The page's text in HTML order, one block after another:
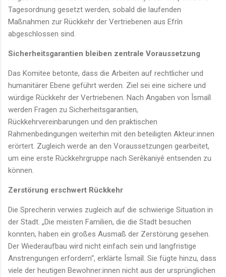
Tagesordnung gesetzt werden, sobald die laufenden
Maßnahmen zur Rückkehr der Vertriebenen aus Efrîn
abgeschlossen sind.
Sicherheitsgarantien bleiben zentrale Voraussetzung
Das Komitee betonte, dass die Arbeiten auf rechtlicher und
humanitärer Ebene geführt werden. Ziel sei eine sichere und
würdige Rückkehr der Vertriebenen. Nach Angaben von Îsmaîl
werden Fragen zu Sicherheitsgarantien,
Rückkehrvereinbarungen und den praktischen
Rahmenbedingungen weiterhin mit den beteiligten Akteur:innen
erörtert. Zugleich werde an den Voraussetzungen gearbeitet,
um eine erste Rückkehrgruppe nach Serêkaniyê entsenden zu
können.
Zerstörung erschwert Rückkehr
Die Sprecherin verwies zugleich auf die schwierige Situation in
der Stadt. „Die meisten Familien, die die Stadt besuchen
konnten, haben ein großes Ausmaß der Zerstörung gesehen.
Der Wiederaufbau wird nicht einfach sein und langfristige
Anstrengungen erfordern“, erklärte Îsmaîl. Sie fügte hinzu, dass
viele der heutigen Bewohner:innen nicht aus der ursprünglichen